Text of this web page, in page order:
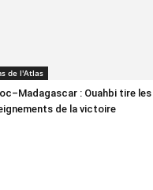
de l'Atlas
: Ouahbi tire les
de la victoire